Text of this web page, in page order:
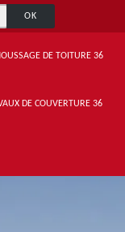
DE TOITURE 36
DE COUVERTURE 36